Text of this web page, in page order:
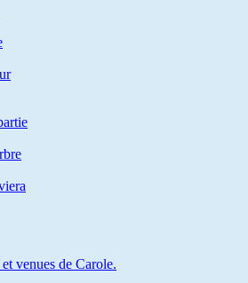
venues de Carole.